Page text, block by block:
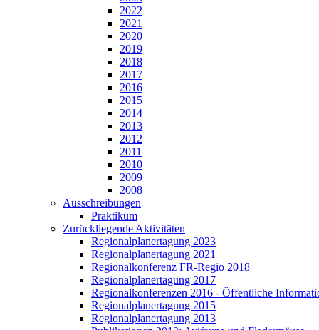
2022
2021
2020
2019
2018
2017
2016
2015
2014
2013
2012
2011
2010
2009
2008
Ausschreibungen
Praktikum
Zurückliegende Aktivitäten
Regionalplanertagung 2023
Regionalplanertagung 2021
Regionalkonferenz FR-Regio 2018
Regionalplanertagung 2017
Regionalkonferenzen 2016 - Öffentliche
Regionalplanertagung 2015
Regionalplanertagung 2013